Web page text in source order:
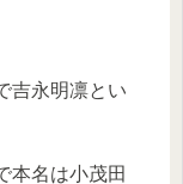
吉永明凛とい
本名は小茂田